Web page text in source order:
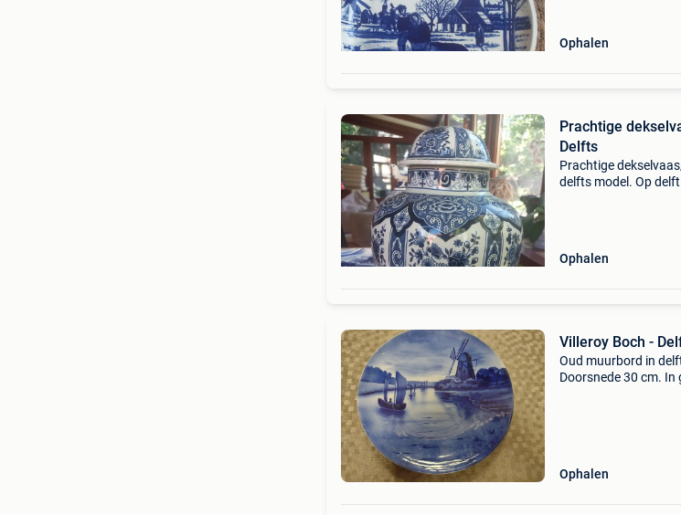
Ophalen
Prachtige
Delfts
Prachtige
delfts model. Op
Ophalen
Villeroy Boch -
Oud muurbord in
Doorsnede 30 cm. In
Ophalen